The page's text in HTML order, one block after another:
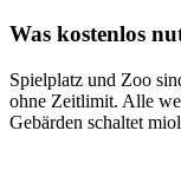
Was kostenlos
Spielplatz und Zoo
ohne Zeitlimit. Alle
Gebärden schaltet